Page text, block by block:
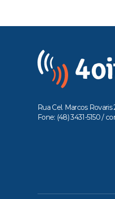
Rua Cel. Marcos Rovaris
Fone: (48) 3431-5150 /